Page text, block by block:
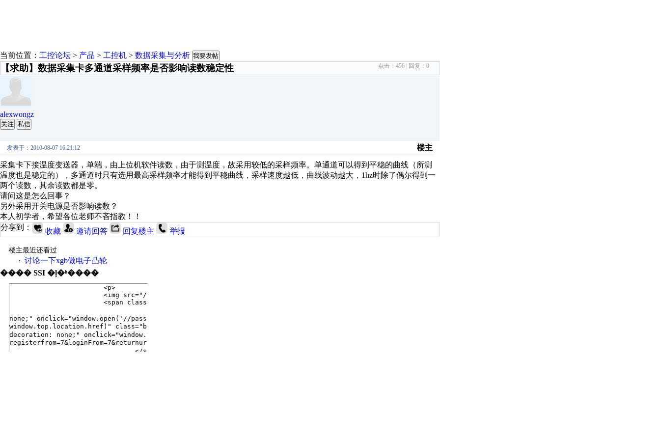
当前位置： 工控论坛 > 产品 > 工控机 > 数据采集与分析 我要发帖
【求助】数据采集卡多通道采样频率是否影响读数稳定性 点击： 456 | 回复： 0
alexwongz
关注 私信
发表于：2010-08-07 16:21:12 楼主
采集卡下接温度变送器，单端，由上位机软件读数，由于测温度，故采用较低的采样频率。单通道可以得到平稳的曲线（所测
温度也是稳定的），多通道时只有选用最高采样频率才能得到平稳曲线，采样速度越低，曲线波动越大，1hz时除了偶尔得到一
两个读数，其余读数都是零。
请问这是怎么回事？
另外采用开关电源是否影响读数？
本人初学者，希望各位老师不吝指教！！
分享到：
收藏 邀请回答 回复楼主 举报
楼主最近还看过
· 讨论一下xgb做电子凸轮
���� SSI �ļ�ʱ����